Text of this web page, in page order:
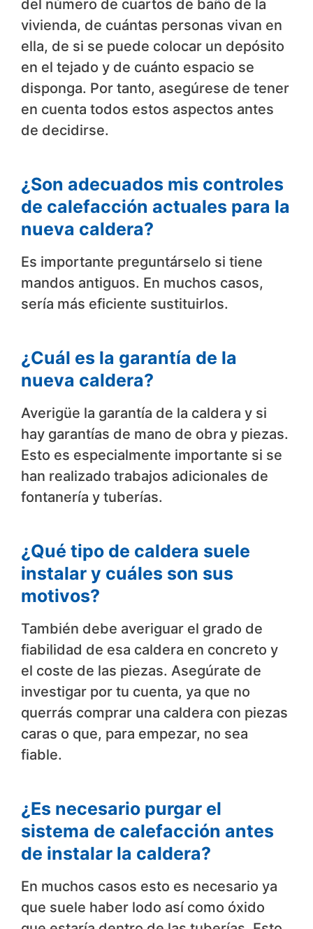
del número de cuartos de baño de la
vivienda, de cuántas personas vivan en
ella, de si se puede colocar un depósito
en el tejado y de cuánto espacio se
disponga. Por tanto, asegúrese de tener
en cuenta todos estos aspectos antes
de decidirse.
¿Son adecuados mis controles
de calefacción actuales para la
nueva caldera?
Es importante preguntárselo si tiene
mandos antiguos. En muchos casos,
sería más eficiente sustituirlos.
¿Cuál es la garantía de la
nueva caldera?
Averigüe la garantía de la caldera y si
hay garantías de mano de obra y piezas.
Esto es especialmente importante si se
han realizado trabajos adicionales de
fontanería y tuberías.
¿Qué tipo de caldera suele
instalar y cuáles son sus
motivos?
También debe averiguar el grado de
fiabilidad de esa caldera en concreto y
el coste de las piezas. Asegúrate de
investigar por tu cuenta, ya que no
querrás comprar una caldera con piezas
caras o que, para empezar, no sea
fiable.
¿Es necesario purgar el
sistema de calefacción antes
de instalar la caldera?
En muchos casos esto es necesario ya
que suele haber lodo así como óxido